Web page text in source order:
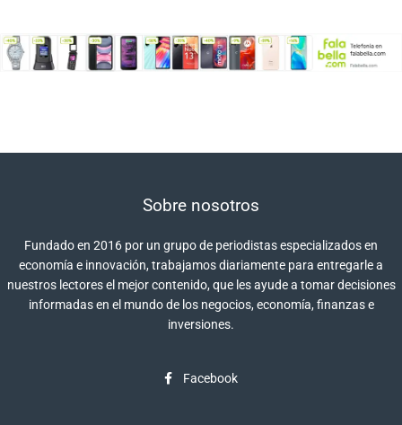
Sobre nosotros
Fundado en 2016 por un grupo de periodistas especializados en
economía e innovación, trabajamos diariamente para entregarle a
nuestros lectores el mejor contenido, que les ayude a tomar decisiones
informadas en el mundo de los negocios, economía, finanzas e
inversiones.
Facebook